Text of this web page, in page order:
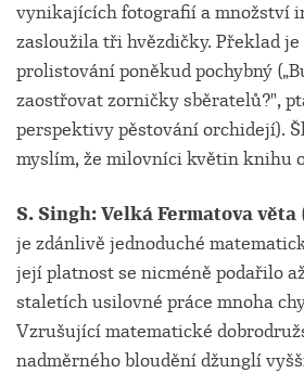
vynikajících fotografií a množství
zasloužila tři hvězdičky. Překlad
prolistování poněkud pochybný
zaostřovat zorničky sběratelů?",
perspektivy pěstování orchidejí).
myslím, že milovníci květin knihu
S. Singh: Velká Fermatova věta
je zdánlivě jednoduché
její platnost se nicméně podařilo
staletích usilovné práce mnoha
Vzrušující matematické
nadměrného bloudění džunglí